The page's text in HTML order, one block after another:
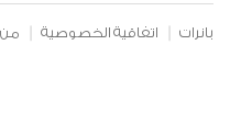
بانرات اتفاقية الخصوصية